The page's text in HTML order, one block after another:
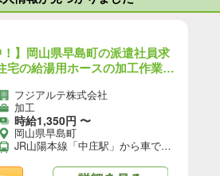
(24)
！】岡山県早島町の派遣社員求
宅の給湯用ホースの加工作業／
フジアルテ株式会社
加工
時給1,350円 〜
岡山県早島町
JR山陽本線「中庄駅」から車で7分 JR宇野線「早島駅」から車で7分 【交通手段】 車通勤可 ★工場の駐車場を無料でご利用いただけます！